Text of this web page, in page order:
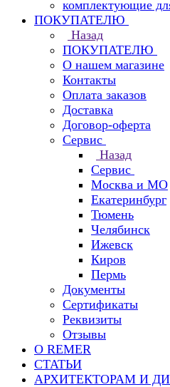
комплектующие
ПОКУПАТЕЛЮ
Назад
ПОКУПАТЕЛЮ
О нашем магазине
Контакты
Оплата заказов
Доставка
Договор-оферта
Сервис
Назад
Сервис
Москва и МО
Екатеринбург
Тюмень
Челябинск
Ижевск
Киров
Пермь
Документы
Сертификаты
Реквизиты
Отзывы
О REMER
СТАТЬИ
АРХИТЕКТОРАМ И